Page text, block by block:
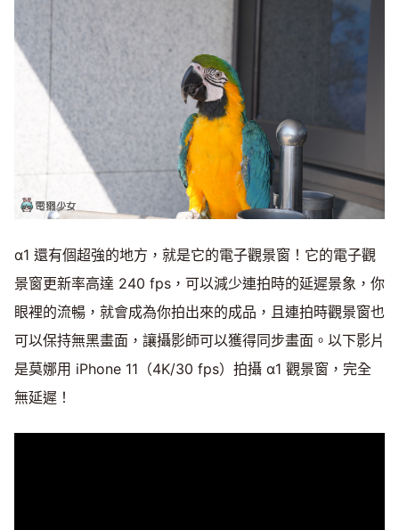
α1 還有個超強的地方，就是它的電子觀景窗！它的電子觀
景窗更新率高達 240 fps，可以減少連拍時的延遲景象，你
眼裡的流暢，就會成為你拍出來的成品，且連拍時觀景窗也
可以保持無黑畫面，讓攝影師可以獲得同步畫面。以下影片
是莫娜用 iPhone 11（4K/30 fps）拍攝 α1 觀景窗，完全
無延遲！